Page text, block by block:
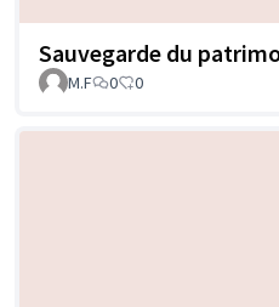
Sauvegarde du
M.F 0 0